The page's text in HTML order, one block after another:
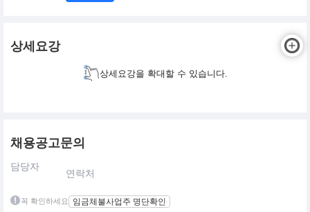
상세요강
상세요강을 확대할 수 있습니다.
채용공고문의
담당자
연락처
꼭 확인하세요 임금체불사업주 명단확인